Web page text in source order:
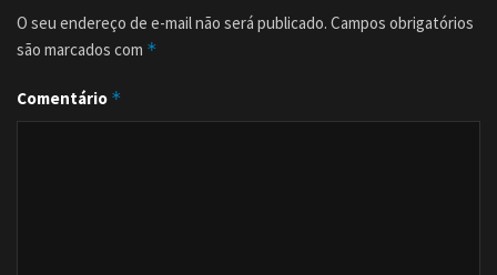
O seu endereço de e-mail não será publicado. Campos obrigatórios
são marcados com *
Comentário *